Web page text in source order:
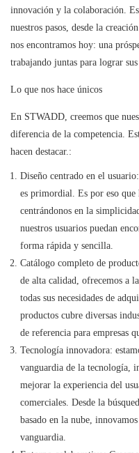
innovación y la colaboración.
nuestros pasos, desde la
nos encontramos hoy: una
trabajando juntas para lograr
Lo que nos hace únicos
En STWADD, creemos que
diferencia de la competencia.
hacen destacar.:
Diseño centrado en el
es primordial. Es por eso que
centrándonos en la
nuestros usuarios puedan
forma rápida y sencilla.
Catálogo completo de
de alta calidad, ofrecemos a
todas sus necesidades de
productos cubre diversas
de referencia para empresas
Tecnología innovadora:
vanguardia de la tecnología,
mejorar la experiencia del
comerciales. Desde la
basado en la nube,
vanguardia.